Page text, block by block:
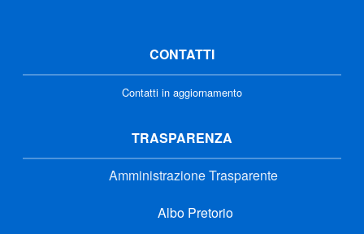
CONTATTI
Contatti in aggiornamento
TRASPARENZA
Amministrazione Trasparente
Albo Pretorio